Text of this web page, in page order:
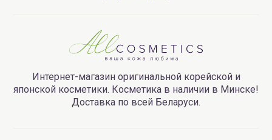
Интернет-магазин оригинальной корейской и
японской косметики. Косметика в наличии в Минске!
Доставка по всей Беларуси.